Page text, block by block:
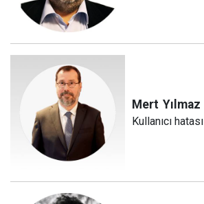
Mert Yılmaz
Kullanıcı hatası